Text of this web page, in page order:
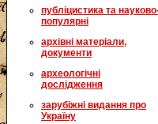
публіцистика та
популярні
архівні матеріали,
документи
археологічні
дослідження
зарубіжні видання про
Україну